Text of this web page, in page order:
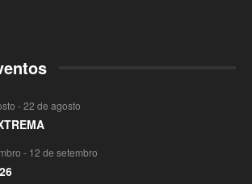
-22 de agosto
- 12 de setembro